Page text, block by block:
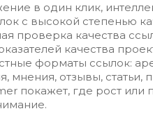
в один клик,
с высокой степенью
проверка качества
качества
форматы ссылок:
мнения, отзывы, статьи,
покажет, где рост или